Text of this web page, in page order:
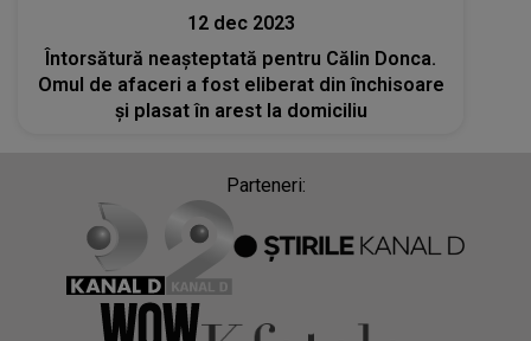
12 dec 2023
Întorsătură neașteptată pentru Călin Donca.
Omul de afaceri a fost eliberat din închisoare
și plasat în arest la domiciliu
Parteneri: